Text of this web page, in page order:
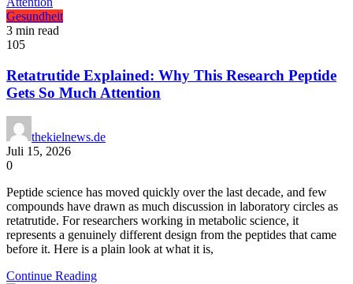
Gesundheit
3 min read
105
Retatrutide Explained: Why This Research Peptide
Gets So Much Attention
thekielnews.de
Juli 15, 2026
0
Peptide science has moved quickly over the last decade, and few
compounds have drawn as much discussion in laboratory circles as
retatrutide. For researchers working in metabolic science, it
represents a genuinely different design from the peptides that came
before it. Here is a plain look at what it is,
Continue Reading